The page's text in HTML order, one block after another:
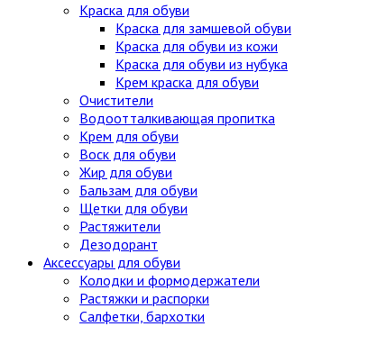
Краска для обуви
Краска для замшевой обуви
Краска для обуви из кожи
Краска для обуви из нубука
Крем краска для обуви
Очистители
Водоотталкивающая пропитка
Крем для обуви
Воск для обуви
Жир для обуви
Бальзам для обуви
Щетки для обуви
Растяжители
Дезодорант
Аксессуары для обуви
Колодки и формодержатели
Растяжки и распорки
Салфетки, бархотки